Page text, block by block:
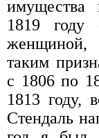
имущества
1819 году
женщиной,
таким
с 1806 по
1813 году,
Стендаль